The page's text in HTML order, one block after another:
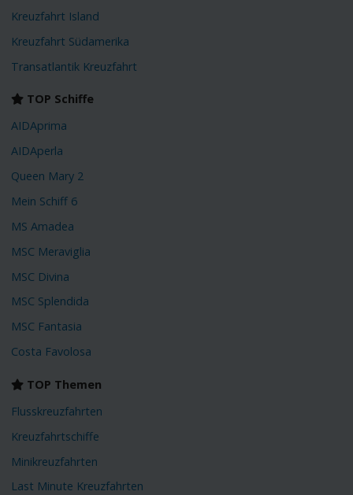
Kreuzfahrt Island
Kreuzfahrt Südamerika
Transatlantik Kreuzfahrt
TOP Schiffe
AIDAprima
AIDAperla
Queen Mary 2
Mein Schiff 6
MS Amadea
MSC Meraviglia
MSC Divina
MSC Splendida
MSC Fantasia
Costa Favolosa
TOP Themen
Flusskreuzfahrten
Kreuzfahrtschiffe
Minikreuzfahrten
Last Minute Kreuzfahrten